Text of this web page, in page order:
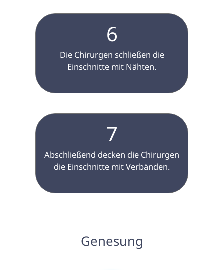
6
Einschnitte mit Nähten.
7
die Einschnitte mit Verbänden.
Genesung